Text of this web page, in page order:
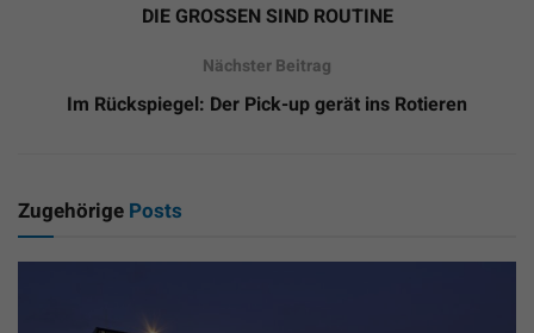
DIE GROSSEN SIND ROUTINE
Nächster Beitrag
Im Rückspiegel: Der Pick-up gerät ins Rotieren
Zugehörige Posts